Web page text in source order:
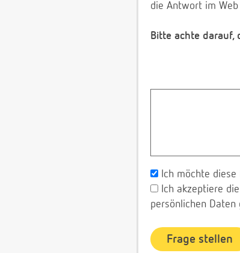
die Antwort im
Bitte achte darauf,
Ich möchte
Ich akzeptiere
persönlichen